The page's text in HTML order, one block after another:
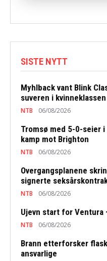
SISTE NYTT
Myhlback vant Blink
suveren i kvinneklassen
NTB 06/08/2026
Tromsø med 5-0-seier
kamp mot Brighton
NTB 06/08/2026
Overgangsplanene
signerte
NTB 06/08/2026
Ujevn start for Ventura
NTB 06/08/2026
Brann etterforsker
ansvarlige